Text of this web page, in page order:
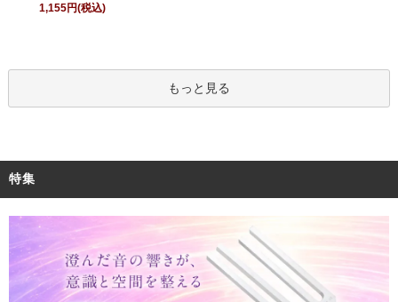
1,155円(税込)
もっと見る
特集